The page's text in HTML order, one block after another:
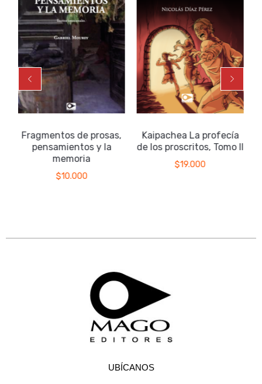
Fragmentos de prosas,
pensamientos y la
memoria
10.000
Kaipachea La profecía
de los proscritos, Tomo II
19.000
UBÍCANOS